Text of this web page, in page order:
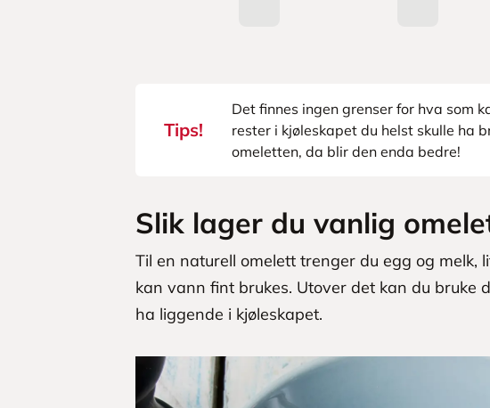
Tips!
Det finnes ingen grenser for hva som
rester i kjøleskapet du helst skulle ha
omeletten, da blir den enda bedre!
Slik lager du vanlig
Til en naturell omelett trenger du egg og melk,
kan vann fint brukes. Utover det kan du bruke
ha liggende i kjøleskapet.